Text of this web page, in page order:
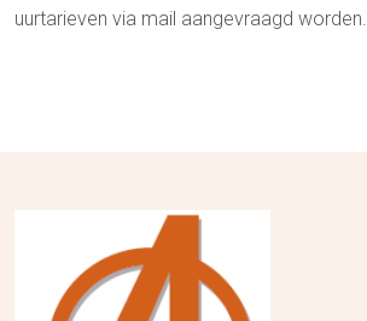
uurtarieven via mail aangevraagd worden.